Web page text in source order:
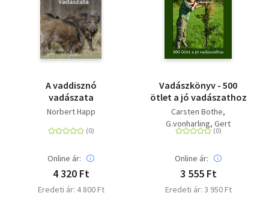
A vaddisznó
vadászata
Norbert Happ
Online ár:
4 320 Ft
Eredeti ár: 4 800 Ft
Vadászkönyv - 500
ötlet a jó vadászathoz
Carsten Bothe
G.vonharling, Gert
Online ár:
3 555 Ft
Eredeti ár: 3 950 Ft